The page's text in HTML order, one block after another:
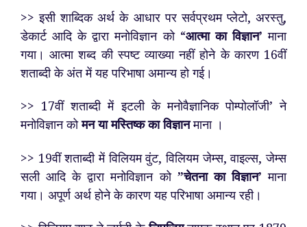
>> इसी शाब्दिक अर्थ के आधार पर सर्वप्रथम प्लेटो, अरस्तु,
डेकार्ट आदि के द्वारा मनोविज्ञान को “आत्मा का विज्ञान’ माना
गया। आत्मा शब्द की स्पष्ट व्याख्या नहीं होने के कारण 16वीं
शताब्दी के अंत में यह परिभाषा अमान्य हो गई।
>> 17वीं शताब्दी में इटली के मनोवैज्ञानिक पोम्पोलॉजी’ ने
मनोविज्ञान कोमन या मस्तिष्क का विज्ञानमाना ।
>> 19वीं शताब्दी में विलियम वुंट, विलियम जेम्स, वाइल्स, जेम्स
सली आदि के द्वारा मनोविज्ञान को ”चेतना का विज्ञान’ माना
गया। अपूर्ण अर्थ होने के कारण यह परिभाषा अमान्य रही।